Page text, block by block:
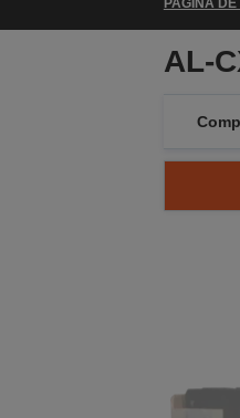
PAGINA
AL-